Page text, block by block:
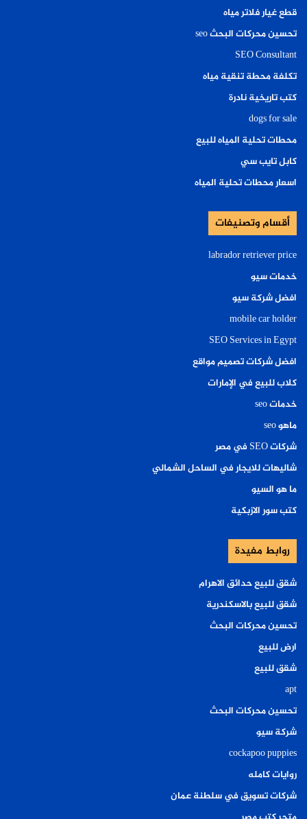
قطع غيار فلاتر مياه
تحسين محركات البحث seo
SEO Consultant
تكلفة محطة تنقية مياه
كتب تاريخية نادرة
dogs for sale
محطات تحلية المياه للبيع
كابل تايب سي
اسعار محطات تحلية المياه
أقسام وتصنيفات
labrador retriever price
خدمات سيو
افضل شركة سيو
mobile car holder
SEO Services in Egypt
افضل شركات تصميم مواقع
كلاب للبيع في الإمارات
خدمات seo
ماهو seo
شركات SEO في مصر
شاليهات للايجار في الساحل الشمالي
ما هو السيو
كتب سور الازبكية
روابط مفيدة
شقق للبيع حدائق الاهرام
شقق للبيع بالاسكندرية
تحسين محركات البحث
ارض للبيع
شقق للبيع
apt
تحسين محركات البحث
شركة سيو
cockapoo puppies
روايات كامله
شركات تسويق في سلطنة عمان